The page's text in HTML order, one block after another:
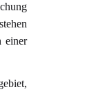
einer